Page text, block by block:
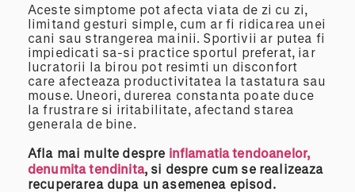
Aceste simptome pot afecta viata de zi cu zi,
limitand gesturi simple, cum ar fi ridicarea unei
cani sau strangerea mainii. Sportivii ar putea fi
impiedicati sa-si practice sportul preferat, iar
lucratorii la birou pot resimti un disconfort
care afecteaza productivitatea la tastatura sau
mouse. Uneori, durerea constanta poate duce
la frustrare si iritabilitate, afectand starea
generala de bine.
Afla mai multe despre inflamatia tendoanelor,
denumita tendinita, si despre cum se realizeaza
recuperarea dupa un asemenea episod.